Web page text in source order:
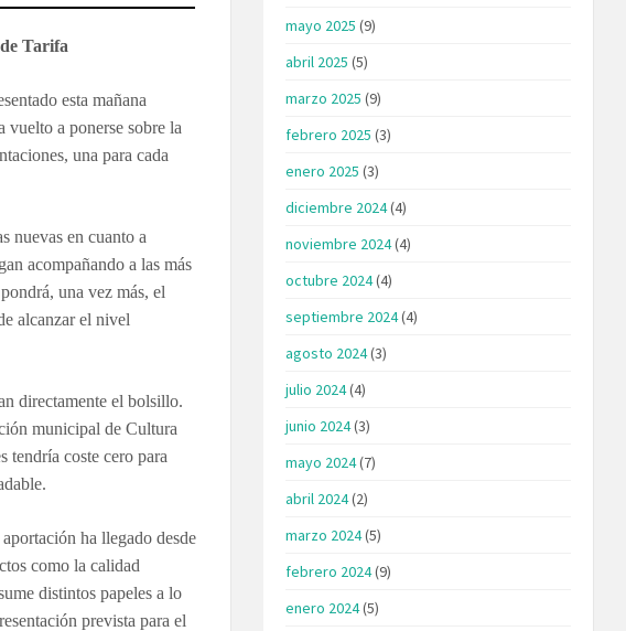
Tarifa
esta mañana
a ponerse sobre la
una para cada
nuevas en cuanto a
acompañando a las más
una vez más, el
alcanzar el nivel
directamente el bolsillo.
municipal de Cultura
tendría coste cero para
ha llegado desde
como la calidad
distintos papeles a lo
prevista para el
mayo 2025 (9)
abril 2025 (5)
marzo 2025 (9)
febrero 2025 (3)
enero 2025 (3)
diciembre 2024(4)
noviembre 2024(4)
octubre 2024(4)
septiembre 2024(4)
agosto 2024(3)
julio 2024(4)
junio 2024(3)
mayo 2024(7)
abril 2024(2)
marzo 2024(5)
febrero 2024(9)
enero 2024(5)